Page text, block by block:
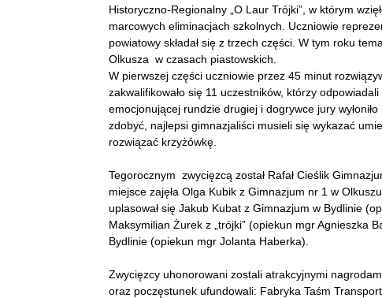
Historyczno-Regionalny „O Laur Trójki”, w którym
marcowych eliminacjach szkolnych. Uczniowie
powiatowy składał się z trzech części. W tym roku
Olkusza w czasach piastowskich.
W pierwszej części uczniowie przez 45 minut
zakwalifikowało się 11 uczestników, którzy
emocjonującej rundzie drugiej i dogrywce jury
zdobyć, najlepsi gimnazjaliści musieli się wykazać
rozwiązać krzyżówkę.
Tegorocznym zwycięzcą został Rafał Cieślik
miejsce zajęła Olga Kubik z Gimnazjum nr 1 w
uplasował się Jakub Kubat z Gimnazjum w Bydlinie
Maksymilian Żurek z „trójki” (opiekun mgr Agnieszka
Bydlinie (opiekun mgr Jolanta Haberka).
Zwycięzcy uhonorowani zostali atrakcyjnymi
oraz poczęstunek ufundowali: Fabryka Taśm